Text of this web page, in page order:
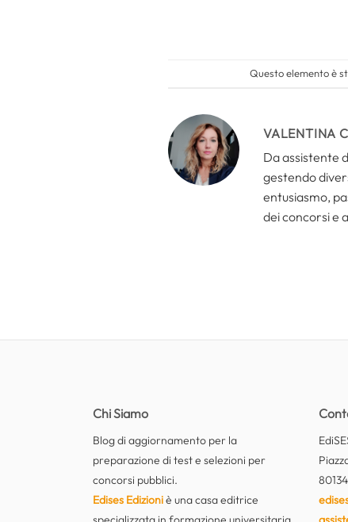
Questo elemento è
VALENTINA
Da assistente
gestendo
entusiasmo,
dei concorsi e
Chi Siamo
Blog di aggiornamento per la
preparazione di test e selezioni per
concorsi pubblici.
Edises Edizioniè una casa editrice